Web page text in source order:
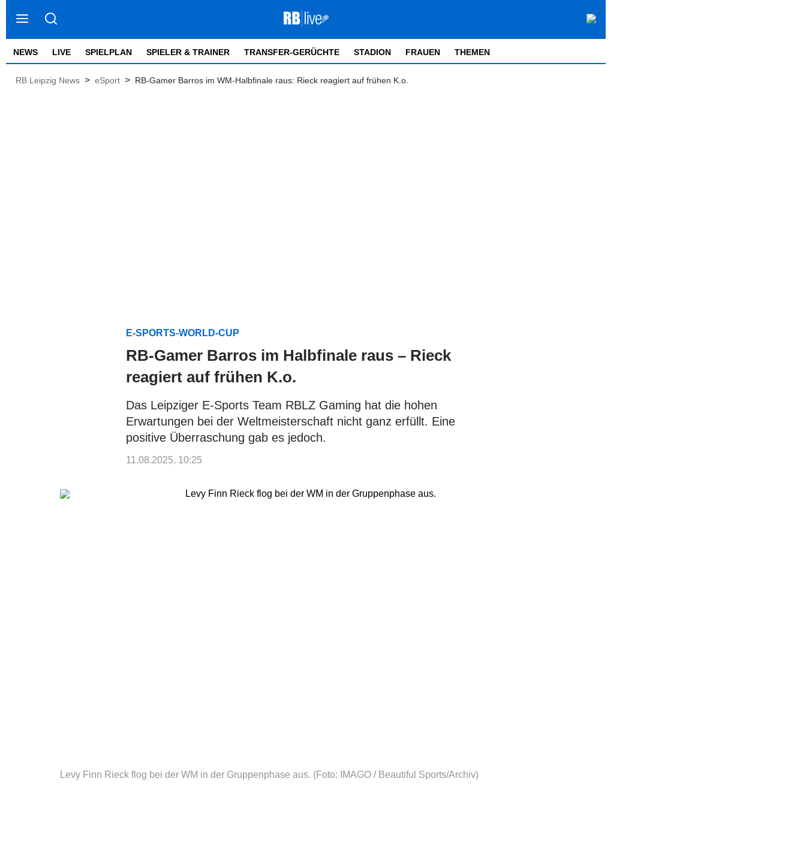
NEWS LIVE SPIELPLAN SPIELER & TRAINER TRANSFER-GERÜCHTE STADION FRAUEN THEMEN
RB Leipzig News > eSport > RB-Gamer Barros im WM-Halbfinale raus: Rieck reagiert auf frühen K.o.
E-SPORTS-WORLD-CUP
RB-Gamer Barros im Halbfinale raus – Rieck
reagiert auf frühen K.o.
Das Leipziger E-Sports Team RBLZ Gaming hat die hohen
Erwartungen bei der Weltmeisterschaft nicht ganz erfüllt. Eine
positive Überraschung gab es jedoch.
11.08.2025, 10:25
Levy Finn Rieck flog bei der WM in der Gruppenphase aus. (Foto: IMAGO / Beautiful Sports/Archiv)